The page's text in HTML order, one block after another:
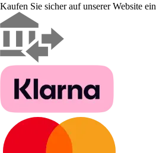
Kaufen Sie sicher auf unserer Website ein